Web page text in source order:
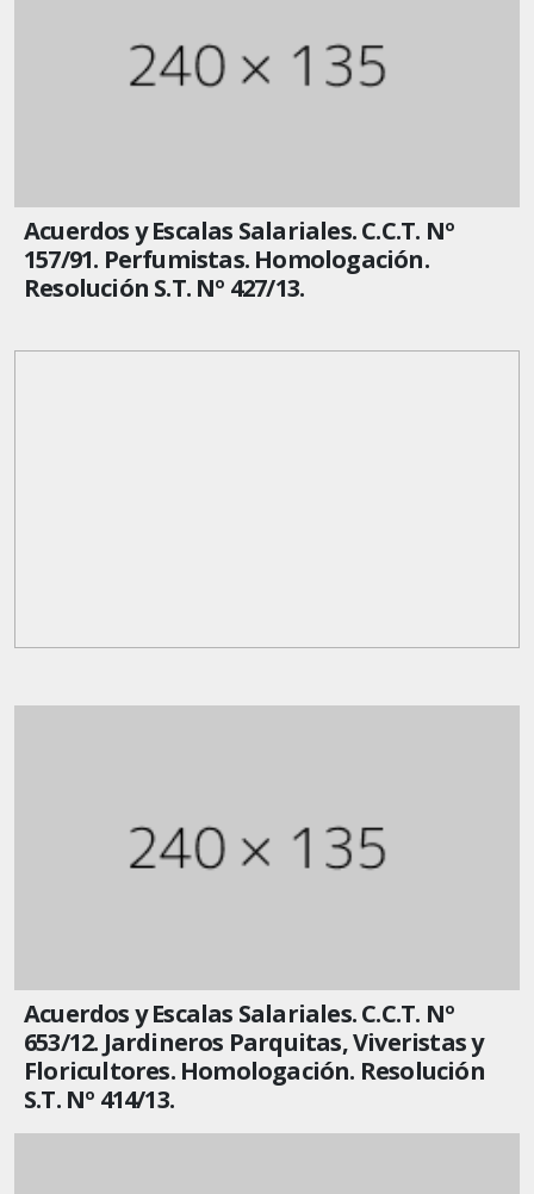
Acuerdos y Escalas Salariales. C.C.T. Nº
157/91. Perfumistas. Homologación.
Resolución S.T. Nº 427/13.
Acuerdos y Escalas Salariales. C.C.T. Nº
653/12. Jardineros Parquitas, Viveristas y
Floricultores. Homologación. Resolución
S.T. Nº 414/13.